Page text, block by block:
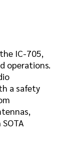
IC-705,
operations.
a safety